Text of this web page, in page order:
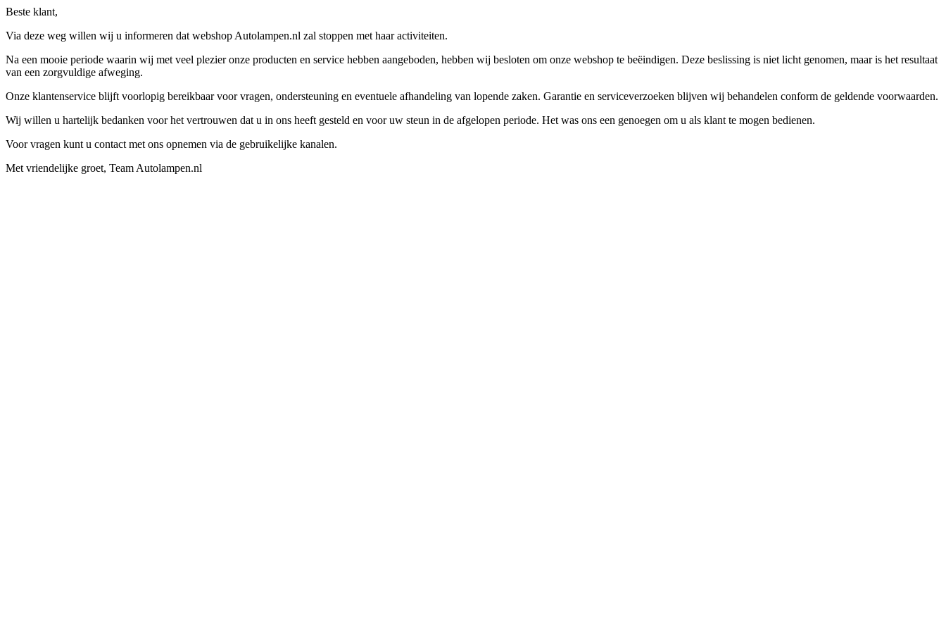
Beste klant,
Via deze weg willen wij u informeren dat webshop Autolampen.nl zal stoppen met haar activiteiten.
Na een mooie periode waarin wij met veel plezier onze producten en service hebben aangeboden, hebben wij besloten om onze webshop te beëindigen. Deze beslissing is niet licht genomen, maar is het resultaat
van een zorgvuldige afweging.
Onze klantenservice blijft voorlopig bereikbaar voor vragen, ondersteuning en eventuele afhandeling van lopende zaken. Garantie en serviceverzoeken blijven wij behandelen conform de geldende voorwaarden.
Wij willen u hartelijk bedanken voor het vertrouwen dat u in ons heeft gesteld en voor uw steun in de afgelopen periode. Het was ons een genoegen om u als klant te mogen bedienen.
Voor vragen kunt u contact met ons opnemen via de gebruikelijke kanalen.
Met vriendelijke groet, Team Autolampen.nl